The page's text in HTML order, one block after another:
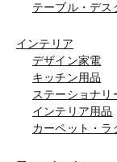
テーブル・デス
インテリア
デザイン家電
キッチン用品
ステーショナリ
インテリア用品
カーペット・ラ